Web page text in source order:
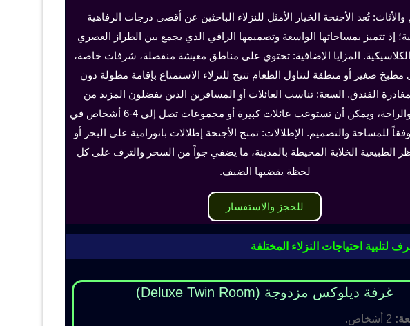
والأثاث: تُعد الأجنحة الخيار الأمثل للنزلاء الباحثين عن أقصى درجات الرفاهية
إذ تتميز بمساحاتها الواسعة وتصميمها الراقي الذي يجمع بين الطراز العصري
المزايا الإضافية: تحتوي على مناطق معيشة منفصلة، شرفات خاصة،
مطبخ صغير أو منطقة لتناول الطعام تتيح للنزلاء الاستمتاع بإقامة مطولة دون
الفندق. السعة: تناسب العائلات أو المسافرين الذين يفضلون المزيد من
الخصوصية والراحة، ويمكن أن تستوعب عائلات كبيرة أو مجموعات تصل إلى 4-6 أشخاص في
للمساحة والتصميم. الإطلالات: تمنح الأجنحة إطلالات بانورامية على البحر أو
الطبيعية الخلابة المحيطة بالمدينة، ما يضفي جواً من السحر والترف على كل
لحظة يقضيها الضيف.
للحجز والاستفسار
احتياجات النزلاء المختلفة
غرفة ديلوكس مزدوجة (Deluxe Twin Room)